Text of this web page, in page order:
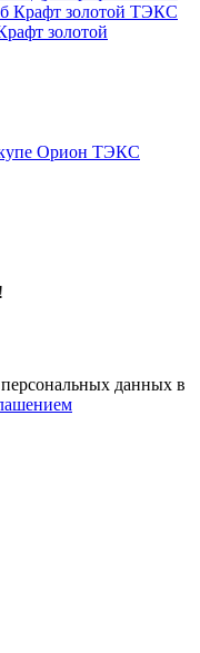
ТЭКС
золотой
ТЭКС
данных в